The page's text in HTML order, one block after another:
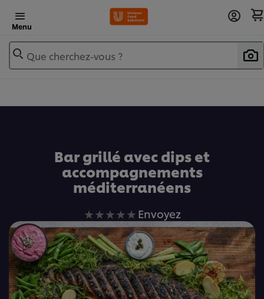
Menu
Que cherchez-vous ?
Bar grillé avec dips et
accompagnements
méditerranéens
Aucune
évaluation
soumise
pour
ce
recipe
Envoyez